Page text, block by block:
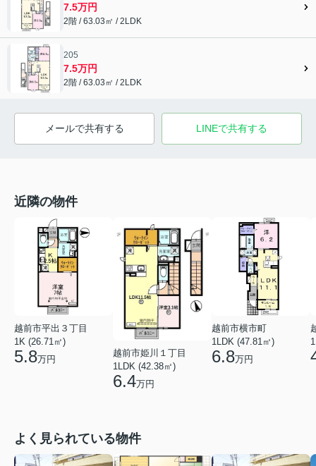
7.5万円
2階 / 63.03㎡ / 2LDK
205
7.5万円
2階 / 63.03㎡ / 2LDK
メールで共有する LINEで共有する
近隣の物件
越前市平出３丁目
1K (26.71㎡)
5.8万円
越前市姫川１丁目
1LDK (42.38㎡)
6.4万円
越前市横市町
1LDK (47.81㎡)
6.8万円
よく見られている物件